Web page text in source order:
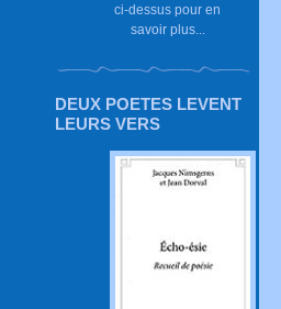
ci-dessus pour en
savoir plus...
DEUX POETES LEVENT
LEURS VERS